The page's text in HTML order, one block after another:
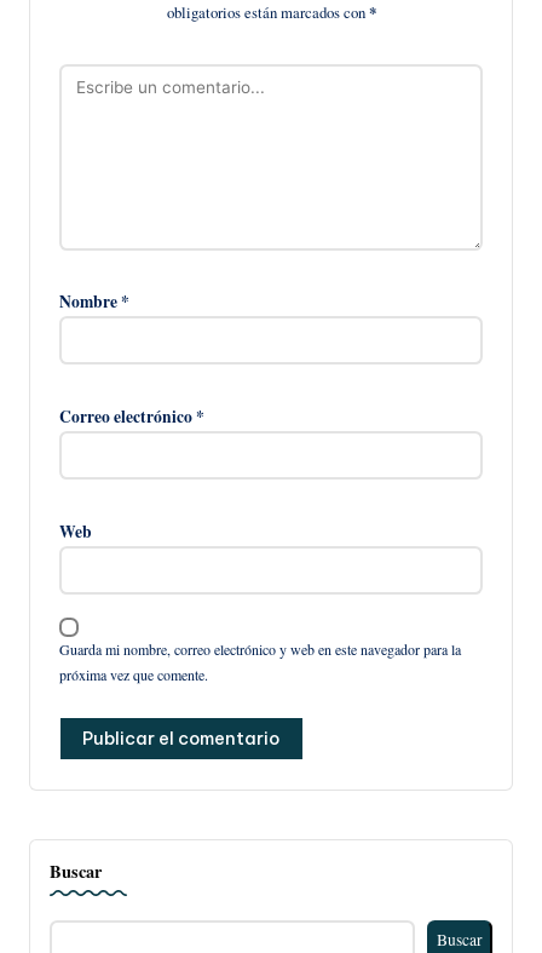
obligatorios están marcados con*
Nombre*
Correo electrónico*
Web
Guarda mi nombre, correo electrónico y web en este navegador para la
próxima vez que comente.
Buscar
Buscar